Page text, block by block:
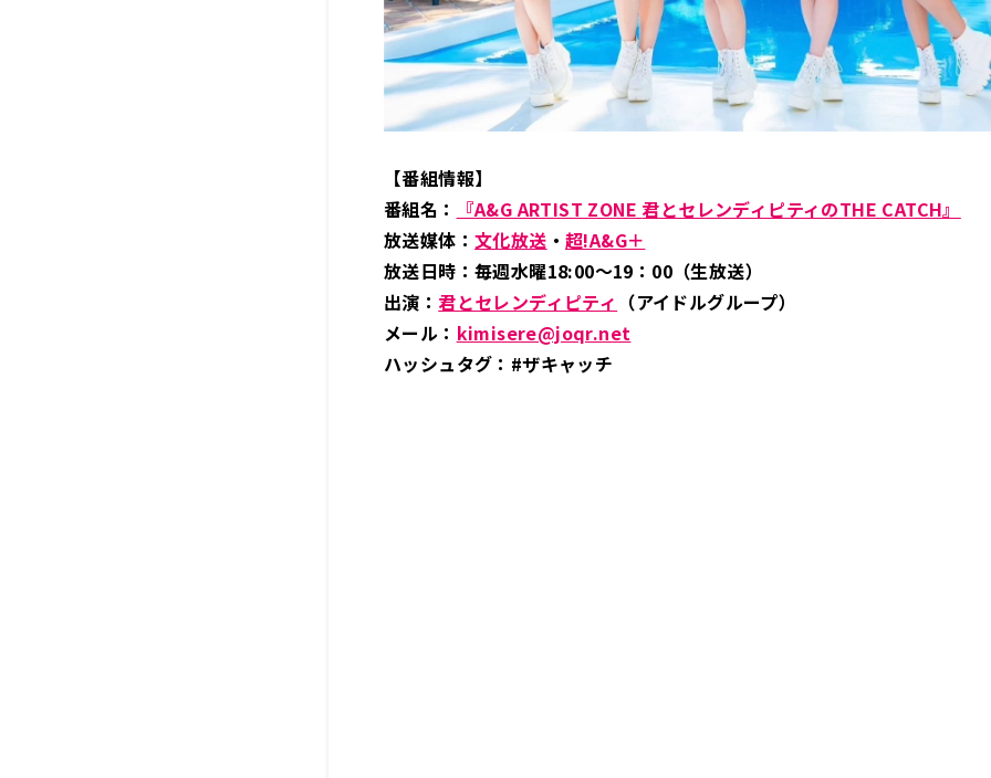
【番組情報】
番組名：
『A&G ARTIST ZONE 君とセレンディピティのTHE CATCH』
放送媒体： 文化放送 ・超!A&G＋
放送日時：毎週水曜18:00～19：00（生放送）
出演： 君とセレンディピティ （アイドルグループ）
メール： kimisere@joqr.net
ハッシュタグ：#ザキャッチ